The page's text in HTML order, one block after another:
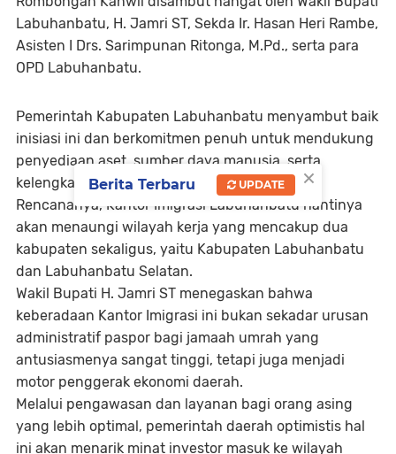
Labuhanbatu, H. Jamri ST, Sekda Ir. Hasan Heri Rambe,
Asisten I Drs. Sarimpunan Ritonga, M.Pd., serta para
OPD Labuhanbatu.
Pemerintah Kabupaten Labuhanbatu menyambut baik
inisiasi ini dan berkomitmen penuh untuk mendukung
penyediaan aset, sumber daya manusia, serta
kelengkapan administrasi yang dibutuhkan.
Rencananya, Kantor Imigrasi Labuhanbatu nantinya
akan menaungi wilayah kerja yang mencakup dua
kabupaten sekaligus, yaitu Kabupaten Labuhanbatu
dan Labuhanbatu Selatan.
Wakil Bupati H. Jamri ST menegaskan bahwa
keberadaan Kantor Imigrasi ini bukan sekadar urusan
administratif paspor bagi jamaah umrah yang
antusiasmenya sangat tinggi, tetapi juga menjadi
motor penggerak ekonomi daerah.
Melalui pengawasan dan layanan bagi orang asing
yang lebih optimal, pemerintah daerah optimistis hal
ini akan menarik minat investor masuk ke wilayah
×
Berita Terbaru UPDATE